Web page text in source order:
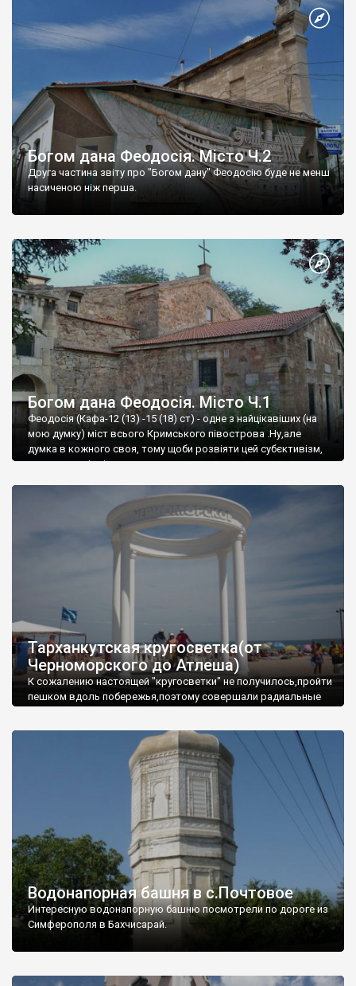
Богом дана Феодосія. Місто Ч.2
Друга частина звіту про "Богом дану" Феодосію буде не менш
насиченою ніж перша.
Богом дана Феодосія. Місто Ч.1
Феодосія (Кафа-12 (13) -15 (18) ст) - одне з найцікавіших (на
мою думку) міст всього Кримського півострова .Ну,але
думка в кожного своя, тому щоби розвіяти цей субєктивізм,
запрошую відвідати це
Тарханкутская кругосветка(от
Черноморского до Атлеша)
К сожалению настоящей "кругосветки" не получилось,пройти
пешком вдоль побережья,поэтому совершали радиальные
Водонапорная башня в с.Почтовое
Интересную водонапорную башню посмотрели по дороге из
Симферополя в Бахчисарай.